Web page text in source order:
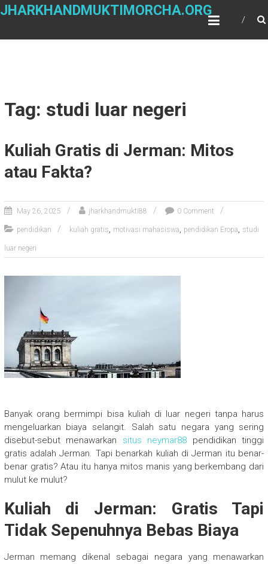
Skip
JHARKHANDMUKTIMORCHA.ORG
Tag: studi luar negeri
Kuliah Gratis di Jerman: Mitos
atau Fakta?
May 26, 2025 jharkhandmukti88 0 Comment
pendidikan kuliah gratis, motivasi mahasiswa, pendidikan Eropa, studi
luar negeri
Banyak orang bermimpi bisa kuliah di luar negeri tanpa harus
mengeluarkan biaya selangit. Salah satu negara yang sering
disebut-sebut menawarkan situs neymar88 pendidikan tinggi
gratis adalah Jerman. Tapi benarkah kuliah di Jerman itu benar-
benar gratis? Atau itu hanya mitos manis yang berkembang dari
mulut ke mulut?
Kuliah di Jerman: Gratis Tapi
Tidak Sepenuhnya Bebas Biaya
Jerman memang dikenal sebagai negara yang menawarkan